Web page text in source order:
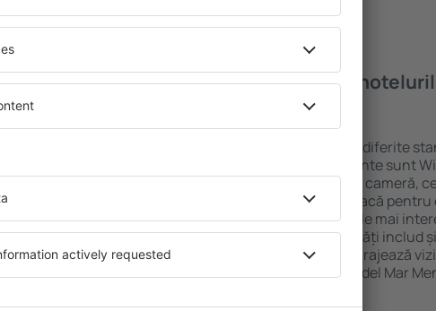
Menor
date
o
in și
şi
ȋn
ȋn
Ce fel de facilităţi voi găsi ȋn
Hotelurile în La Manga del Mar Menor au diferite
facilități pentru oaspeți. Cele mai frecvente sunt
zone de wellness cu SPA, mini bar/seif în cameră,
comercial, zonă de luat masa, zonă de joacă
gratuită și broșuri informative despre cele mai
atracții turistice din zonă. Unele proprietăți includ
la și către aeroport. Uneori, acestea încurajează
obiectivelor turistice de top în La Manga del Mar